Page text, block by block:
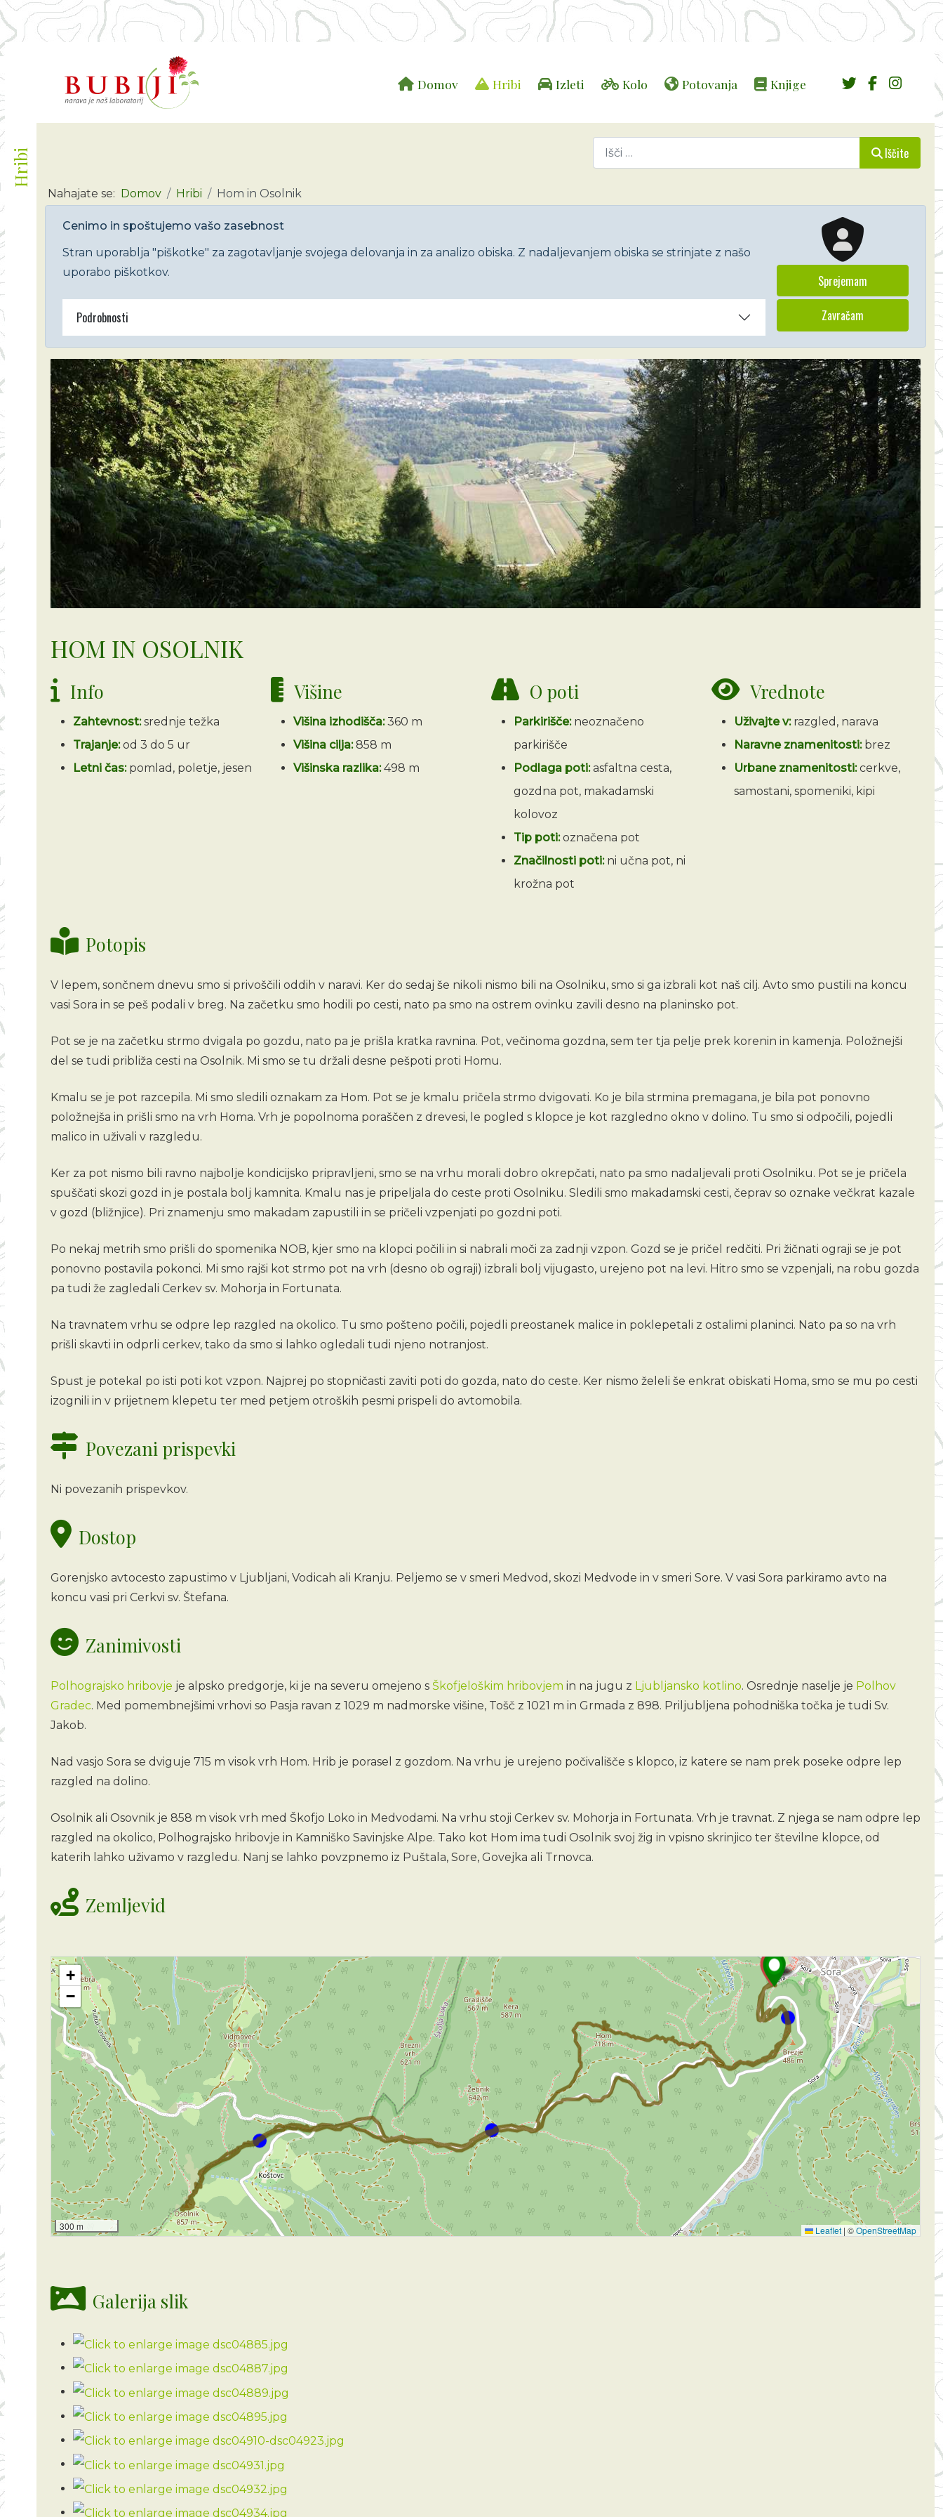
Hribi
Domov Hribi Izleti Kolo Potovanja Knjige
Iščite
Nahajate se: Domov Hribi Hom in Osolnik
Cenimo in spoštujemo vašo zasebnost
Stran uporablja "piškotke" za zagotavljanje svojega delovanja in za analizo obiska. Z nadaljevanjem obiska se strinjate z našo
uporabo piškotkov.
Podrobnosti
Sprejemam
Zavračam
HOM IN OSOLNIK
Info
Zahtevnost:srednje težka
Trajanje:od 3 do 5 ur
Letni čas:pomlad, poletje, jesen
Višine
Višina izhodišča:360 m
Višina cilja:858 m
Višinska razlika:498 m
O poti
Parkirišče:neoznačeno
parkirišče
Podlaga poti:asfaltna cesta,
gozdna pot, makadamski
kolovoz
Tip poti:označena pot
Značilnosti poti:ni učna pot, ni
krožna pot
Vrednote
Uživajte v:razgled, narava
Naravne znamenitosti:brez
Urbane znamenitosti:cerkve,
samostani, spomeniki, kipi
Potopis
V lepem, sončnem dnevu smo si privoščili oddih v naravi. Ker do sedaj še nikoli nismo bili na Osolniku, smo si ga izbrali kot naš cilj. Avto smo pustili na koncu
vasi Sora in se peš podali v breg. Na začetku smo hodili po cesti, nato pa smo na ostrem ovinku zavili desno na planinsko pot.
Pot se je na začetku strmo dvigala po gozdu, nato pa je prišla kratka ravnina. Pot, večinoma gozdna, sem ter tja pelje prek korenin in kamenja. Položnejši
del se tudi približa cesti na Osolnik. Mi smo se tu držali desne pešpoti proti Homu.
Kmalu se je pot razcepila. Mi smo sledili oznakam za Hom. Pot se je kmalu pričela strmo dvigovati. Ko je bila strmina premagana, je bila pot ponovno
položnejša in prišli smo na vrh Homa. Vrh je popolnoma poraščen z drevesi, le pogled s klopce je kot razgledno okno v dolino. Tu smo si odpočili, pojedli
malico in uživali v razgledu.
Ker za pot nismo bili ravno najbolje kondicijsko pripravljeni, smo se na vrhu morali dobro okrepčati, nato pa smo nadaljevali proti Osolniku. Pot se je pričela
spuščati skozi gozd in je postala bolj kamnita. Kmalu nas je pripeljala do ceste proti Osolniku. Sledili smo makadamski cesti, čeprav so oznake večkrat kazale
v gozd (bližnjice). Pri znamenju smo makadam zapustili in se pričeli vzpenjati po gozdni poti.
Po nekaj metrih smo prišli do spomenika NOB, kjer smo na klopci počili in si nabrali moči za zadnji vzpon. Gozd se je pričel redčiti. Pri žičnati ograji se je pot
ponovno postavila pokonci. Mi smo rajši kot strmo pot na vrh (desno ob ograji) izbrali bolj vijugasto, urejeno pot na levi. Hitro smo se vzpenjali, na robu gozda
pa tudi že zagledali Cerkev sv. Mohorja in Fortunata.
Na travnatem vrhu se odpre lep razgled na okolico. Tu smo pošteno počili, pojedli preostanek malice in poklepetali z ostalimi planinci. Nato pa so na vrh
prišli skavti in odprli cerkev, tako da smo si lahko ogledali tudi njeno notranjost.
Spust je potekal po isti poti kot vzpon. Najprej po stopničasti zaviti poti do gozda, nato do ceste. Ker nismo želeli še enkrat obiskati Homa, smo se mu po cesti
izognili in v prijetnem klepetu ter med petjem otroških pesmi prispeli do avtomobila.
Povezani prispevki
Ni povezanih prispevkov.
Dostop
Gorenjsko avtocesto zapustimo v Ljubljani, Vodicah ali Kranju. Peljemo se v smeri Medvod, skozi Medvode in v smeri Sore. V vasi Sora parkiramo avto na
koncu vasi pri Cerkvi sv. Štefana.
Zanimivosti
Polhograjsko hribovje je alpsko predgorje, ki je na severu omejeno s Škofjeloškim hribovjem in na jugu z Ljubljansko kotlino. Osrednje naselje je Polhov
Gradec. Med pomembnejšimi vrhovi so Pasja ravan z 1029 m nadmorske višine, Tošč z 1021 m in Grmada z 898. Priljubljena pohodniška točka je tudi Sv.
Jakob.
Nad vasjo Sora se dviguje 715 m visok vrh Hom. Hrib je porasel z gozdom. Na vrhu je urejeno počivališče s klopco, iz katere se nam prek poseke odpre lep
razgled na dolino.
Osolnik ali Osovnik je 858 m visok vrh med Škofjo Loko in Medvodami. Na vrhu stoji Cerkev sv. Mohorja in Fortunata. Vrh je travnat. Z njega se nam odpre lep
razgled na okolico, Polhograjsko hribovje in Kamniško Savinjske Alpe. Tako kot Hom ima tudi Osolnik svoj žig in vpisno skrinjico ter številne klopce, od
katerih lahko uživamo v razgledu. Nanj se lahko povzpnemo iz Puštala, Sore, Govejka ali Trnovca.
Zemljevid
+
−
300 m Leaflet | ©OpenStreetMap
Galerija slik